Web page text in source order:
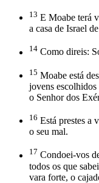
13 E Moabe terá
a casa de Israel
14 Como direis:
15 Moabe está
jovens
o Senhor dos
16 Está prestes a
o seu mal.
17 Condoei-vos
todos os que
vara forte, o